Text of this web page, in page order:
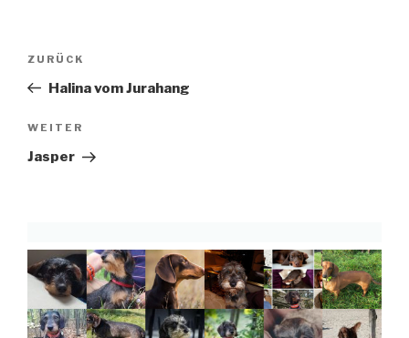
Beitragsnavigation
Vorheriger
Beitrag
ZURÜCK
Halina vom Jurahang
Nächster
Beitrag
WEITER
Jasper